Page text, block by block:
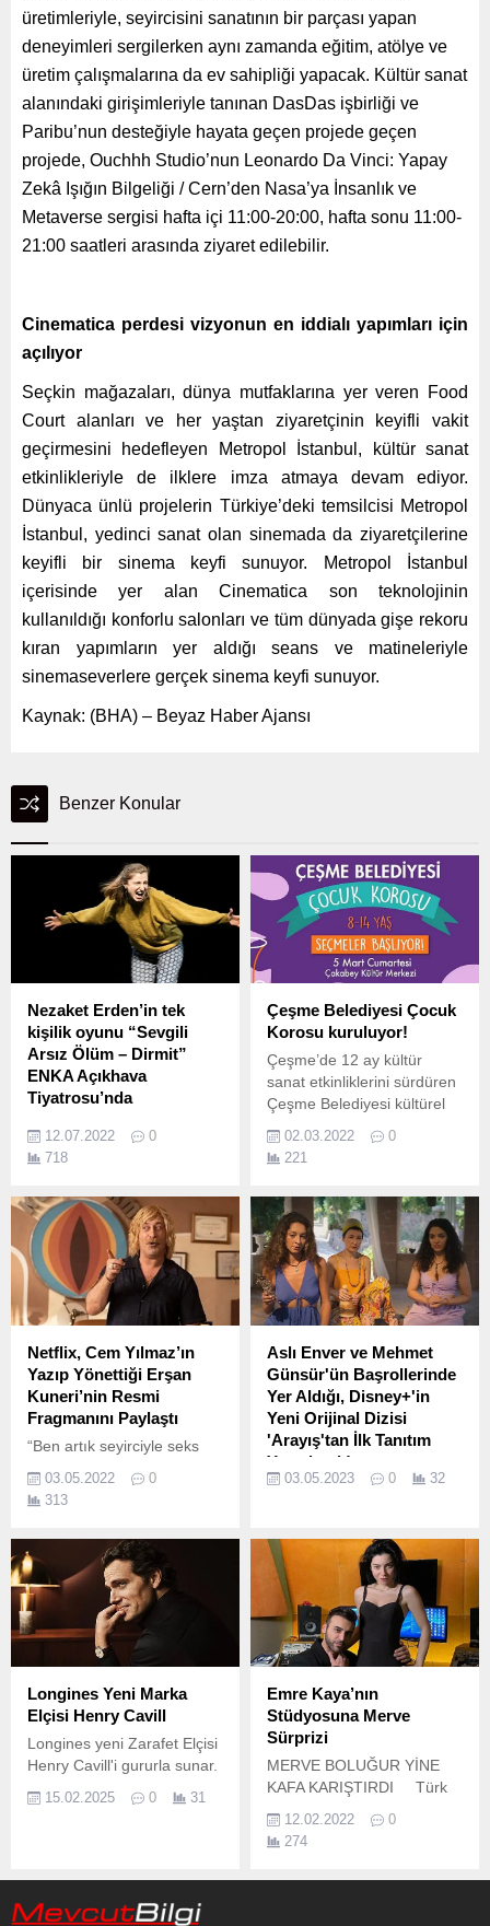
üretimleriyle, seyircisini sanatının bir parçası yapan
deneyimleri sergilerken aynı zamanda eğitim, atölye ve
üretim çalışmalarına da ev sahipliği yapacak. Kültür sanat
alanındaki girişimleriyle tanınan DasDas işbirliği ve
Paribu’nun desteğiyle hayata geçen projede geçen
projede, Ouchhh Studio’nun Leonardo Da Vinci: Yapay
Zekâ Işığın Bilgeliği / Cern’den Nasa’ya İnsanlık ve
Metaverse sergisi hafta içi 11:00-20:00, hafta sonu 11:00-
21:00 saatleri arasında ziyaret edilebilir.
Cinematica perdesi vizyonun en iddialı yapımları için
açılıyor
Seçkin mağazaları, dünya mutfaklarına yer veren Food
Court alanları ve her yaştan ziyaretçinin keyifli vakit
geçirmesini hedefleyen Metropol İstanbul, kültür sanat
etkinlikleriyle de ilklere imza atmaya devam ediyor.
Dünyaca ünlü projelerin Türkiye’deki temsilcisi Metropol
İstanbul, yedinci sanat olan sinemada da ziyaretçilerine
keyifli bir sinema keyfi sunuyor. Metropol İstanbul
içerisinde yer alan Cinematica son teknolojinin
kullanıldığı konforlu salonları ve tüm dünyada gişe rekoru
kıran yapımların yer aldığı seans ve matineleriyle
sinemaseverlere gerçek sinema keyfi sunuyor.
Kaynak: (BHA) – Beyaz Haber Ajansı
Benzer Konular
Nezaket Erden’in tek
kişilik oyunu “Sevgili
Arsız Ölüm – Dirmit”
ENKA Açıkhava
Tiyatrosu’nda
ENKA Sanat’ın yaz sezonu
etkinlikleri arasındaki ilk
tiyatro gösterimi 18 Temmuz
Hemhal’in Latife Tekin’in
romanından sahneye
uyarladığı, Nezaket Erden’in
tek kişilik sahnelediği bol
ödüllü tiyatro oyunu “Sevgili
Arsız Ölüm- Dirmit”.
12.07.2022
0
718
Çeşme Belediyesi Çocuk
Korosu kuruluyor!
Çeşme’de 12 ay kültür
sanat etkinliklerini sürdüren
Çeşme Belediyesi kültürel
etkinliklerine bir yenisini
ekledi.
02.03.2022
0
221
Netflix, Cem Yılmaz’ın
Yazıp Yönettiği Erşan
Kuneri’nin Resmi
Fragmanını Paylaştı
“Ben artık seyirciyle seks
istiyorum.
03.05.2022
0
313
Aslı Enver ve Mehmet
Günsür'ün Başrollerinde
Yer Aldığı, Disney+'in
Yeni Orijinal Dizisi
'Arayış'tan İlk Tanıtım
Yayınlandı!
Disney+ orijinal yerli
kadrosu ve farklı hikayesiyle
şimdiden dikkatleri üzerine
çeken yeni dizisi Arayış’tan
ilk tanıtım yayınlandı.
03.05.2023 0 32
Longines Yeni Marka
Elçisi Henry Cavill
Longines yeni Zarafet Elçisi
Henry Cavill'i gururla sunar.
15.02.2025 0 31
Emre Kaya’nın
Stüdyosuna Merve
Sürprizi
MERVE BOLUĞUR YİNE
KAFA KARIŞTIRDI Türk
pop müziğinin ünlü ismi
Emre Kaya ile aşk yaşadığı
iddiaları ile gündeme gelen
12.02.2022
0
274